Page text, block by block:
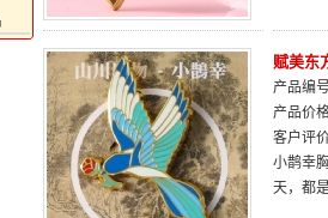
赋美东
产品编
产品价
客户评
小鹊幸
天，都